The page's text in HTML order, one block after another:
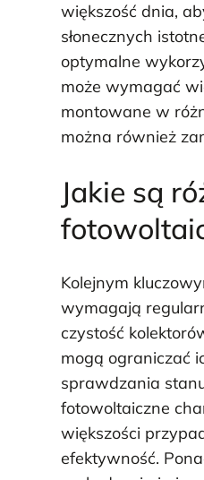
większość dnia,
słonecznych
optymalne
może wymagać
montowane w
można również
Jakie są
Kolejnym
wymagają
czystość
mogą ograniczać
sprawdzania
fotowoltaiczne
większości
efektywność.